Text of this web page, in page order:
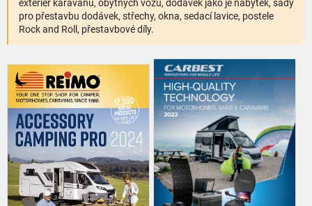
exteriér karavanů, obytných vozů, dodávek jako je nábytek, sady
pro přestavbu dodávek, střechy, okna, sedací lavice, postele
Rock and Roll, přestavbové díly.